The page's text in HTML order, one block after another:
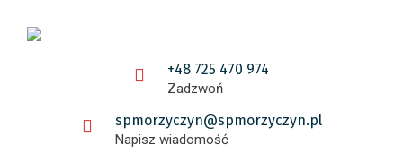
+48 725 470 974
Zadzwoń
spmorzyczyn@spmorzyczyn.pl
Napisz wiadomość